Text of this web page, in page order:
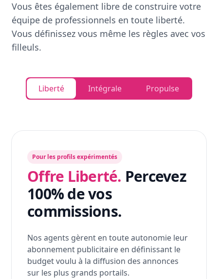
Vous êtes également libre de construire votre
équipe de professionnels en toute liberté.
Vous définissez vous même les règles avec vos
filleuls.
Liberté Intégrale Propulse
Pour les profils expérimentés
Offre Liberté. Percevez
100% de vos
commissions.
Nos agents gèrent en toute autonomie leur
abonnement publicitaire en définissant le
budget voulu à la diffusion des annonces
sur les plus grands portails.